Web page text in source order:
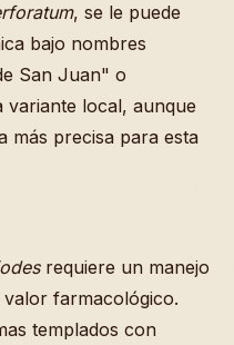
, se le puede
bajo nombres
San Juan" o
variante local, aunque
más precisa para esta
requiere un manejo
farmacológico.
templados con